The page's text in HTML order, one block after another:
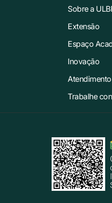
Sobre a
Extensão
Espaço
Inovação
Atendimento
Trabalhe